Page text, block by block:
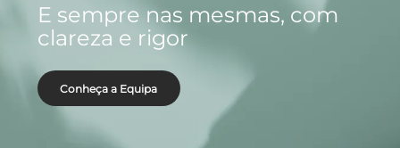
E sempre nas mesmas, com
clareza e rigor
Conheça a Equipa